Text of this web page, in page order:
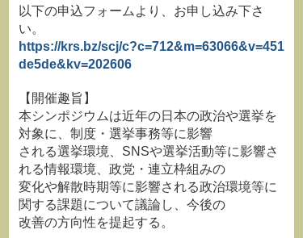
以下の申込フォームより、お申し込み下さ
い。
https://krs.bz/scj/c?c=712&m=63066&v=451
de5de&kv=202606
【開催趣旨】
本シンポジウムは近年の日本の政治や選挙を
対象に、制度・選挙事務等に影響
される選挙環境、SNSや選挙活動等に影響さ
れる情報環境、政党・連立枠組みの
変化や解散時期等に影響される政治環境等に
関する課題について議論し、今後の
改善の方向性を提起する。